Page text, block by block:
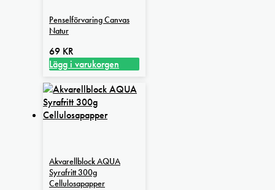
Penselförvaring Canvas
Natur
69 KR
Lägg i varukorgen
Akvarellblock AQUA
Syrafritt 300g
Cellulosapapper